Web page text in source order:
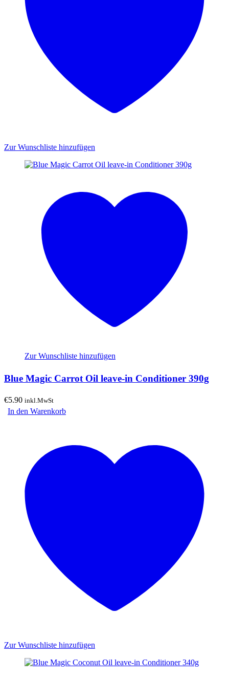
Zur Wunschliste hinzufügen
Zur Wunschliste hinzufügen
Blue Magic Carrot Oil leave-in Conditioner 390g
€5.90 inkl.MwSt
In den Warenkorb
Zur Wunschliste hinzufügen